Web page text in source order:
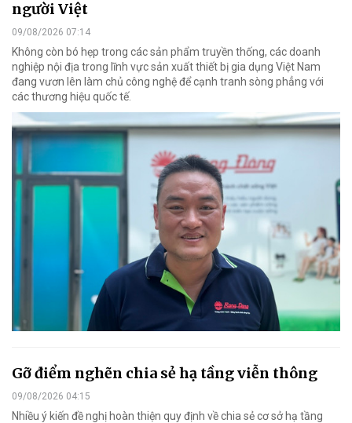
người Việt
09/08/2026 07:14
Không còn bó hẹp trong các sản phẩm truyền thống, các doanh
nghiệp nội địa trong lĩnh vực sản xuất thiết bị gia dụng Việt Nam
đang vươn lên làm chủ công nghệ để cạnh tranh sòng phẳng với
các thương hiệu quốc tế.
Gỡ điểm nghẽn chia sẻ hạ tầng viễn thông
09/08/2026 04:15
Nhiều ý kiến đề nghị hoàn thiện quy định về chia sẻ cơ sở hạ tầng